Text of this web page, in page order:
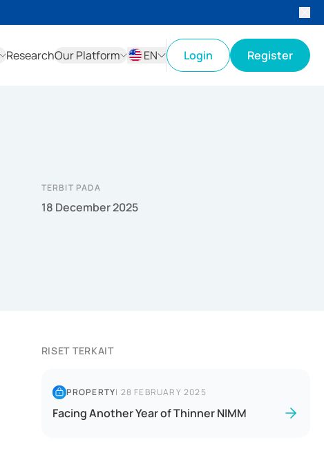
ResearchOur Platform
EN
Login Register
TERBIT PADA
18 December 2025
RISET TERKAIT
PROPERTY| 28 FEBRUARY 2025
Facing Another Year of Thinner NIMM